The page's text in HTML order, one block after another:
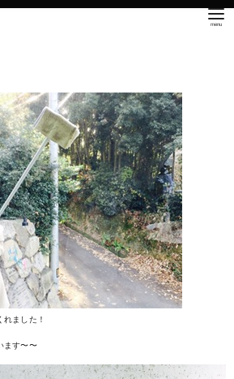
ました！
ます〜〜